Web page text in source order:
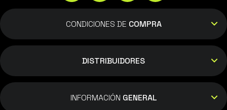
CONDICIONES DE COMPRA
DISTRIBUIDORES
INFORMACIÓN GENERAL